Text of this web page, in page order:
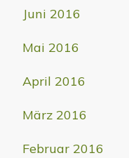
Juni 2016
Mai 2016
April 2016
März 2016
Februar 2016